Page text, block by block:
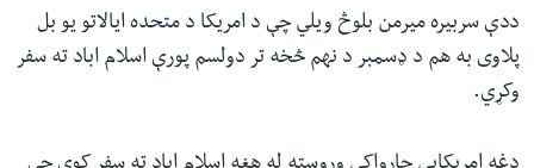
ددې سربیره میرمن بلوڅ ویلي چې د امریکا د متحده ایالاتو یو بل
پلاوی به هم د ډسمبر د نهم څخه تر دولسم پورې اسلام اباد ته سفر
وکړي.